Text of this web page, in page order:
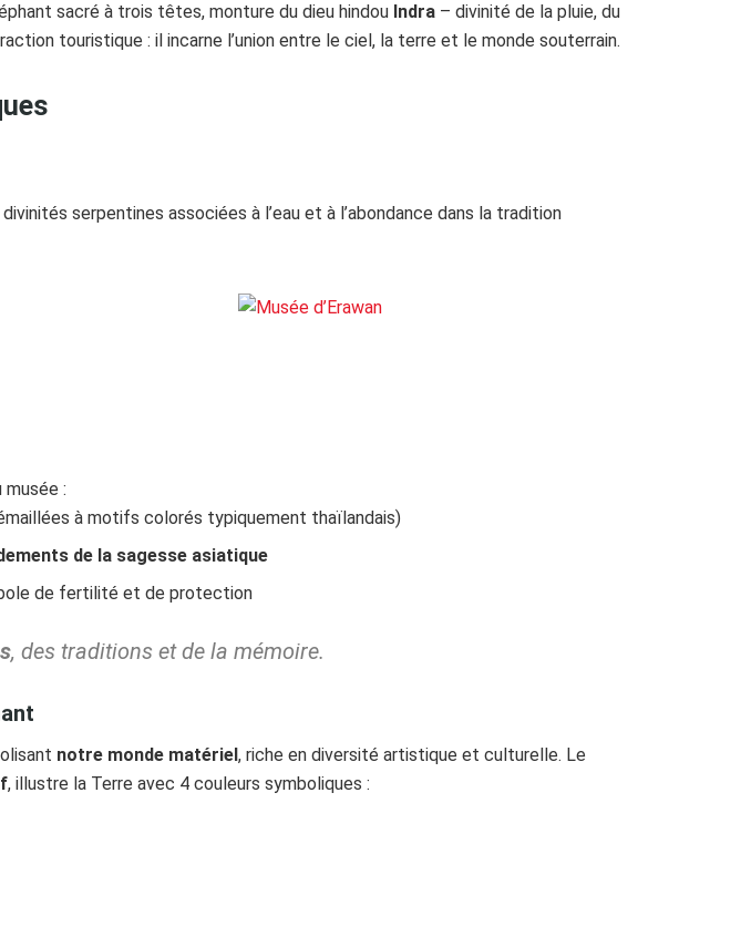
sacré à trois têtes, monture du dieu hindou Indra – divinité de la pluie, du
touristique : il incarne l’union entre le ciel, la terre et le monde souterrain.
divinités serpentines associées à l’eau et à l’abondance dans la tradition
:
à motifs colorés typiquement thaïlandais)
de la sagesse asiatique
de fertilité et de protection
, des traditions et de la mémoire.
notre monde matériel , riche en diversité artistique et culturelle. Le
, illustre la Terre avec 4 couleurs symboliques :